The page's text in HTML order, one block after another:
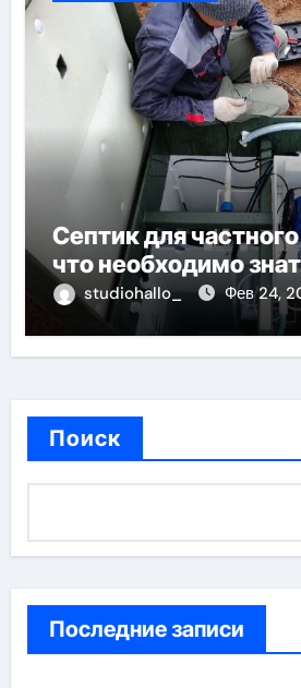
Септик для
что необходимо
studiohallo_ Фев 24,
Поиск
Последние записи